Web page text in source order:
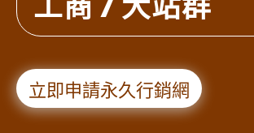
工商 大站群
立即申請永久行銷網